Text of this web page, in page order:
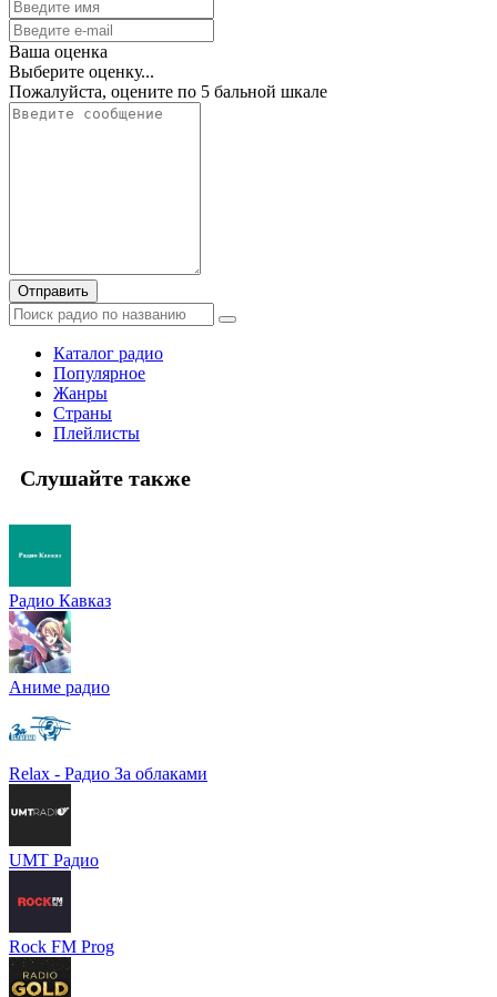
Ваша оценка
Выберите оценку...
Пожалуйста, оцените по 5 бальной шкале
Отправить
Каталог радио
Популярное
Жанры
Страны
Плейлисты
Слушайте также
Радио Кавказ
Аниме радио
Relax - Радио За облаками
UMT Радио
Rock FM Prog